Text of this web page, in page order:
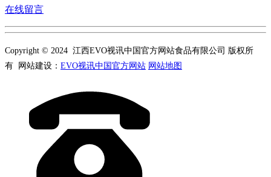
在线留言
Copyright © 2024 江西EVO视讯中国官方网站食品有限公司 版权所
有 网站建设： EVO视讯中国官方网站 网站地图